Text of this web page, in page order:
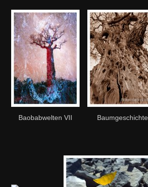
Baobabwelten VII Baumgeschichte